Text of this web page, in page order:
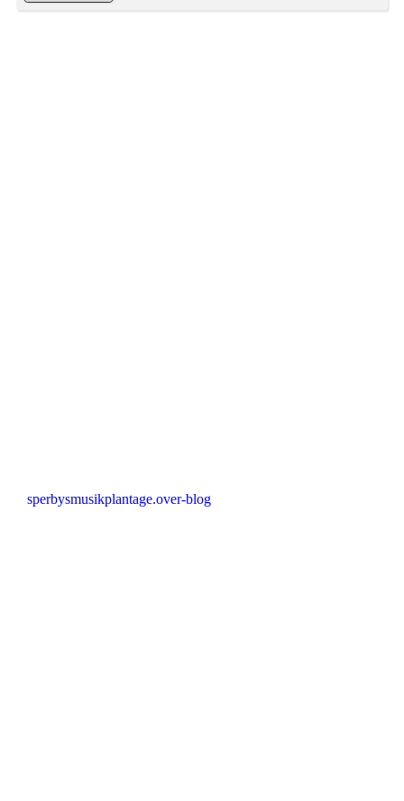
sperbysmusikplantage.over-blog